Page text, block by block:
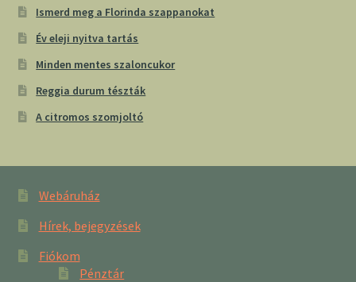
Ismerd meg a Florinda szappanokat
Év eleji nyitva tartás
Minden mentes szaloncukor
Reggia durum tészták
A citromos szomjoltó
Webáruház
Hírek, bejegyzések
Fiókom
Pénztár